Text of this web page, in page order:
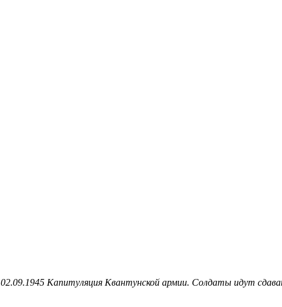
02.09.1945 Капитуляция Квантунской армии. Солдаты идут